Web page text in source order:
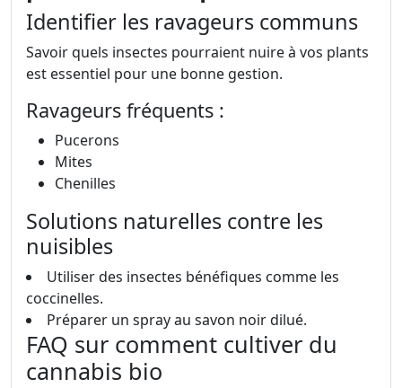
Identifier les ravageurs communs
Savoir quels insectes pourraient nuire à vos plants
est essentiel pour une bonne gestion.
Ravageurs fréquents :
Pucerons
Mites
Chenilles
Solutions naturelles contre les
nuisibles
Utiliser des insectes bénéfiques comme les
coccinelles.
Préparer un spray au savon noir dilué.
FAQ sur comment cultiver du
cannabis bio